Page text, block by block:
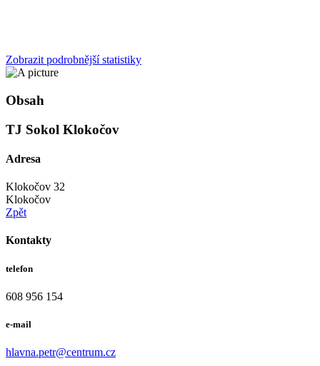
Zobrazit podrobnější statistiky
Obsah
TJ Sokol Klokočov
Adresa
Klokočov 32
Klokočov
Zpět
Kontakty
telefon
608 956 154
e-mail
hlavna.petr@centrum.cz